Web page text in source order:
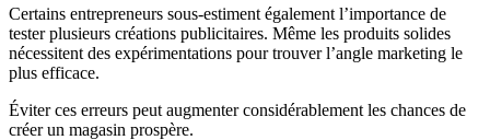
Certains entrepreneurs sous-estiment également l’importance de
tester plusieurs créations publicitaires. Même les produits solides
nécessitent des expérimentations pour trouver l’angle marketing le
plus efficace.
Éviter ces erreurs peut augmenter considérablement les chances de
créer un magasin prospère.